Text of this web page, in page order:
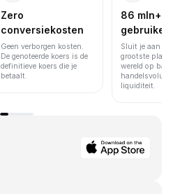
Zero
conversiekosten
Geen verborgen kosten.
De genoteerde koers is de
definitieve koers die je
betaalt.
86 mln+
Sluit je aan bij
grootste
wereld op
liquiditeit.